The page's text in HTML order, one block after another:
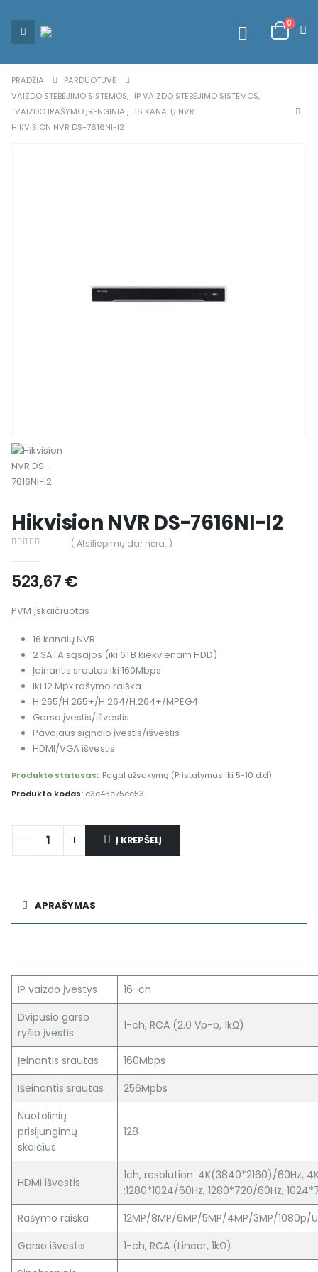
0
PRADŽIA
PARDUOTUVĖ
VAIZDO STEBĖJIMO SISTEMOS, IP VAIZDO STEBĖJIMO SISTEMOS,
VAIZDO ĮRAŠYMO ĮRENGINIAI, 16 KANALŲ NVR
HIKVISION NVR DS-7616NI-I2
Hikvision NVR DS-7616NI-I2
( Atsiliepimų dar nėra. )
523,67€
PVM įskaičiuotas
16 kanalų NVR
2 SATA sąsajos (iki 6TB kiekvienam HDD)
Įeinantis srautas iki 160Mbps
Iki 12 Mpx rašymo raiška
H.265/H.265+/H.264/H.264+/MPEG4
Garso įvestis/išvestis
Pavojaus signalo įvestis/išvestis
HDMI/VGA išvestis
Produkto statusas: Pagal užsakymą (Pristatymas iki 5-10 d.d)
Produkto kodas: e3e43e75ee53
Į KREPŠELĮ
Alternative:
APRAŠYMAS
IP vaizdo įvestys
16-ch
Dvipusio garso
ryšio įvestis
1-ch, RCA (2.0 Vp-p, 1kΩ)
Įeinantis srautas
160Mbps
Išeinantis srautas
256Mpbs
Nuotolinių
prisijungimų
skaičius
128
HDMI išvestis
1ch, resolution: 4K(3840*2160)/60Hz,
;1280*1024/60Hz, 1280*720/60Hz,
Rašymo raiška
12MP/8MP/6MP/5MP/4MP/3MP/1080p/
Garso išvestis
1-ch, RCA (Linear, 1kΩ)